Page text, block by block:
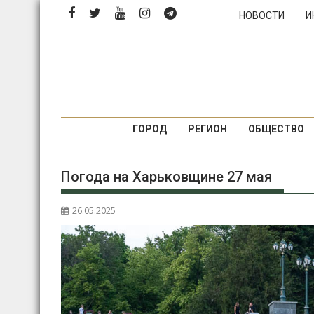
Перейти
НОВОСТИ
ГОРОД РЕГИОН ОБЩЕСТВО
Погода на Харьковщине 27 мая
26.05.2025